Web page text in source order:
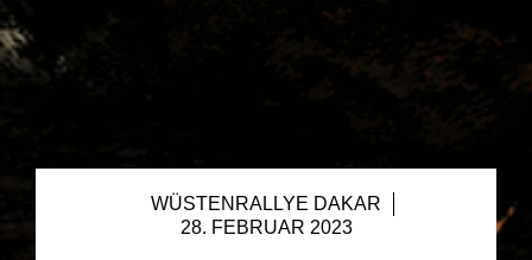
WÜSTENRALLYE DAKAR
28. FEBRUAR 2023